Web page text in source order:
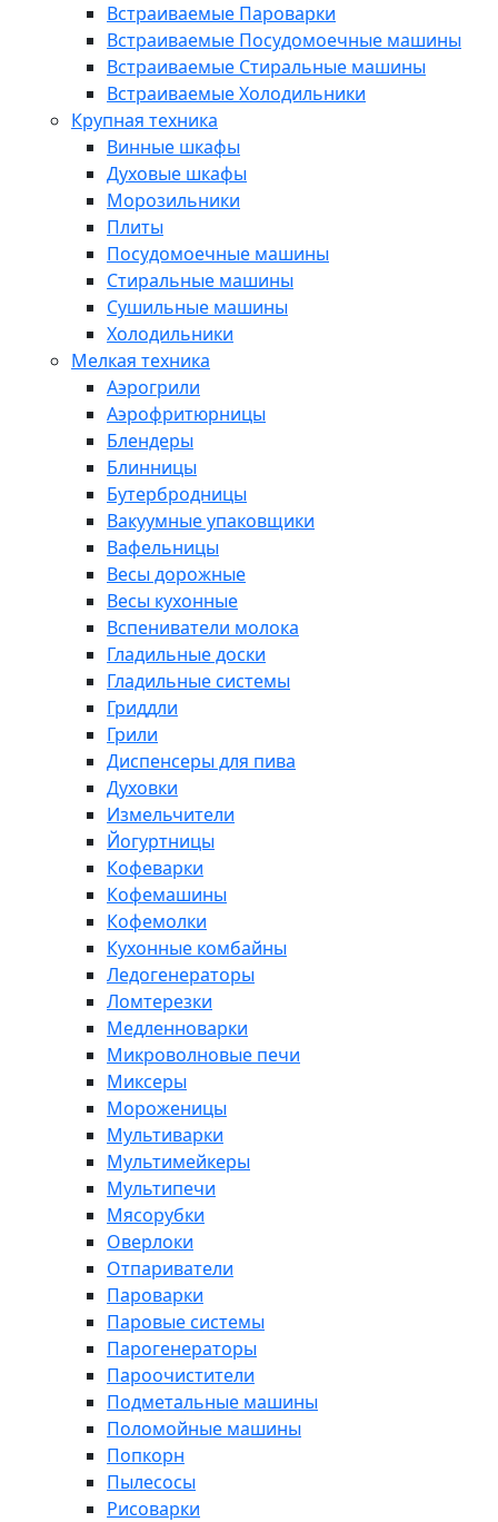
Встраиваемые Пароварки
Встраиваемые Посудомоечные машины
Встраиваемые Стиральные машины
Встраиваемые Холодильники
Крупная техника
Винные шкафы
Духовые шкафы
Морозильники
Плиты
Посудомоечные машины
Стиральные машины
Сушильные машины
Холодильники
Мелкая техника
Аэрогрили
Аэрофритюрницы
Блендеры
Блинницы
Бутербродницы
Вакуумные упаковщики
Вафельницы
Весы дорожные
Весы кухонные
Вспениватели молока
Гладильные доски
Гладильные системы
Гриддли
Грили
Диспенсеры для пива
Духовки
Измельчители
Йогуртницы
Кофеварки
Кофемашины
Кофемолки
Кухонные комбайны
Ледогенераторы
Ломтерезки
Медленноварки
Микроволновые печи
Миксеры
Мороженицы
Мультиварки
Мультимейкеры
Мультипечи
Мясорубки
Оверлоки
Отпариватели
Пароварки
Паровые системы
Парогенераторы
Пароочистители
Подметальные машины
Поломойные машины
Попкорн
Пылесосы
Рисоварки